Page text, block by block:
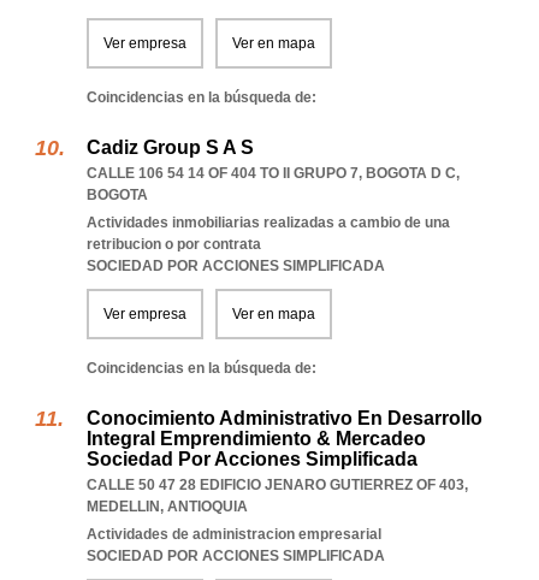
Ver empresa Ver en mapa
Coincidencias en la búsqueda de:
Cadiz Group S A S
CALLE 106 54 14 OF 404 TO II GRUPO 7, BOGOTA D C,
BOGOTA
Actividades inmobiliarias realizadas a cambio de una
retribucion o por contrata
SOCIEDAD POR ACCIONES SIMPLIFICADA
Ver empresa Ver en mapa
Coincidencias en la búsqueda de:
Conocimiento Administrativo En Desarrollo
Integral Emprendimiento & Mercadeo
Sociedad Por Acciones Simplificada
CALLE 50 47 28 EDIFICIO JENARO GUTIERREZ OF 403,
MEDELLIN, ANTIOQUIA
Actividades de administracion empresarial
SOCIEDAD POR ACCIONES SIMPLIFICADA